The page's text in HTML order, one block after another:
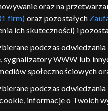
ŁĄCZYSZ SIĘ
Kraj, z którego się łączysz,
w związku z czym część
materiały
cennik polityka
oraz na
firm) oraz pozostałych
ich skuteczności) i
podczas
WWW lub
społecznościowych
podczas
informacje o Twoich